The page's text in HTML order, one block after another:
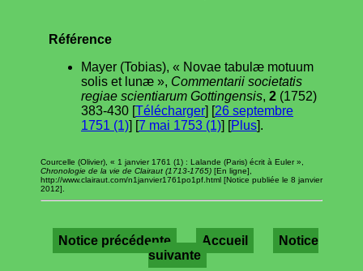
Référence
Mayer (Tobias), « Novae tabulæ motuum
solis et lunæ », Commentarii societatis
regiae scientiarum Gottingensis, 2 (1752)
383-430 [Télécharger] [26 septembre
1751 (1)] [7 mai 1753 (1)] [Plus].
Courcelle (Olivier), « 1 janvier 1761 (1) : Lalande (Paris) écrit à Euler »,
Chronologie de la vie de Clairaut (1713-1765) [En ligne],
http://www.clairaut.com/n1janvier1761po1pf.html [Notice publiée le 8 janvier
2012].
Notice précédente Accueil
Notice
suivante